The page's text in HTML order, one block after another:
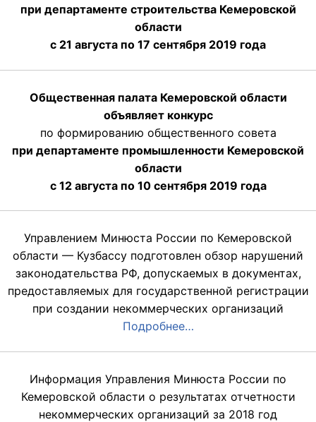
при департаменте строительства Кемеровской
области
с 21 августа по 17 сентября 2019 года
Общественная палата Кемеровской области
объявляет конкурс
по формированию общественного совета
при департаменте промышленности Кемеровской
области
с 12 августа по 10 сентября 2019 года
Управлением Минюста России по Кемеровской
области — Кузбассу подготовлен обзор нарушений
законодательства РФ, допускаемых в документах,
предоставляемых для государственной регистрации
при создании некоммерческих организаций
Подробнее…
Информация Управления Минюста России по
Кемеровской области о результатах отчетности
некоммерческих организаций за 2018 год